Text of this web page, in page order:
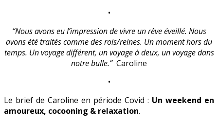
•
“Nous avons eu l’impression de vivre un rêve éveillé. Nous
avons été traités comme des rois/reines. Un moment hors du
temps. Un voyage différent, un voyage à deux, un voyage dans
notre bulle.” Caroline
•
Le brief de Caroline en période Covid : Un weekend en
amoureux, cocooning & relaxation.